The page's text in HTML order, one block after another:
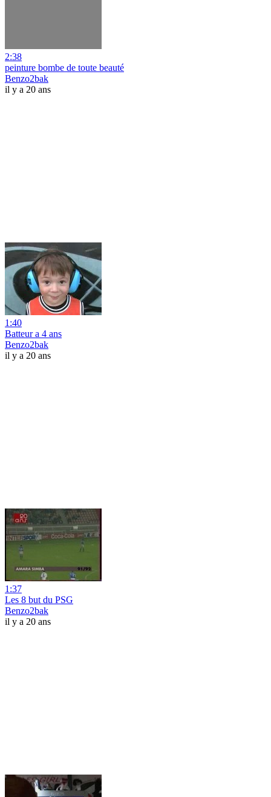
2:38
peinture bombe de toute beauté
Benzo2bak
il y a 20 ans
1:40
Batteur a 4 ans
Benzo2bak
il y a 20 ans
1:37
Les 8 but du PSG
Benzo2bak
il y a 20 ans